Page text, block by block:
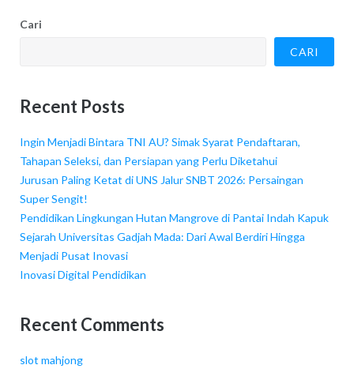
Cari
CARI
Recent Posts
Ingin Menjadi Bintara TNI AU? Simak Syarat Pendaftaran,
Tahapan Seleksi, dan Persiapan yang Perlu Diketahui
Jurusan Paling Ketat di UNS Jalur SNBT 2026: Persaingan
Super Sengit!
Pendidikan Lingkungan Hutan Mangrove di Pantai Indah Kapuk
Sejarah Universitas Gadjah Mada: Dari Awal Berdiri Hingga
Menjadi Pusat Inovasi
Inovasi Digital Pendidikan
Recent Comments
slot mahjong